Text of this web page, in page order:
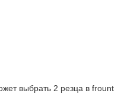
выбрать 2 резца в frount